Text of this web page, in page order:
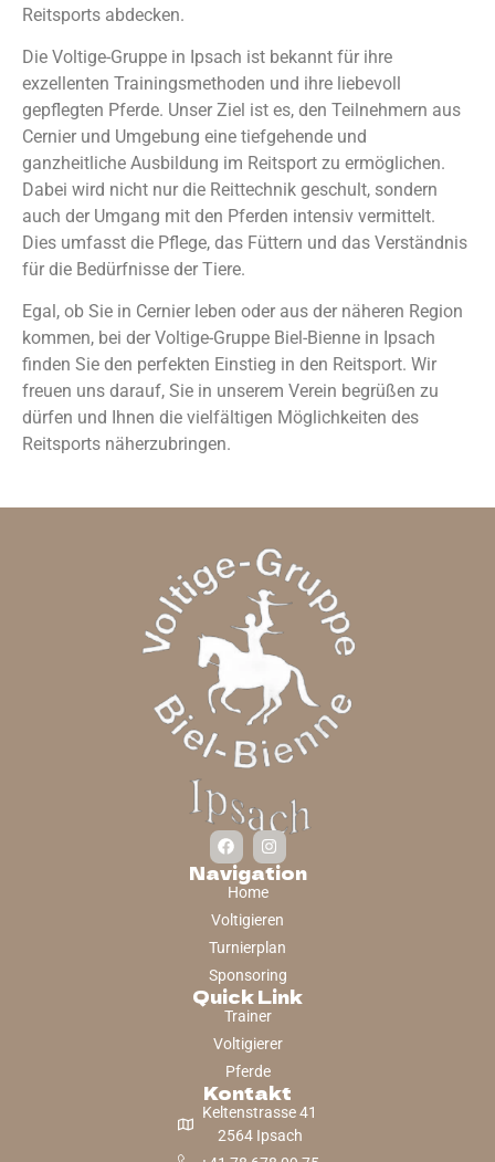
Reitsports abdecken.
Die Voltige-Gruppe in Ipsach ist bekannt für ihre
exzellenten Trainingsmethoden und ihre liebevoll
gepflegten Pferde. Unser Ziel ist es, den Teilnehmern aus
Cernier und Umgebung eine tiefgehende und
ganzheitliche Ausbildung im Reitsport zu ermöglichen.
Dabei wird nicht nur die Reittechnik geschult, sondern
auch der Umgang mit den Pferden intensiv vermittelt.
Dies umfasst die Pflege, das Füttern und das Verständnis
für die Bedürfnisse der Tiere.
Egal, ob Sie in Cernier leben oder aus der näheren Region
kommen, bei der Voltige-Gruppe Biel-Bienne in Ipsach
finden Sie den perfekten Einstieg in den Reitsport. Wir
freuen uns darauf, Sie in unserem Verein begrüßen zu
dürfen und Ihnen die vielfältigen Möglichkeiten des
Reitsports näherzubringen.
Navigation
Home
Voltigieren
Turnierplan
Sponsoring
Quick Link
Trainer
Voltigierer
Pferde
Kontakt
Keltenstrasse 41
2564 Ipsach